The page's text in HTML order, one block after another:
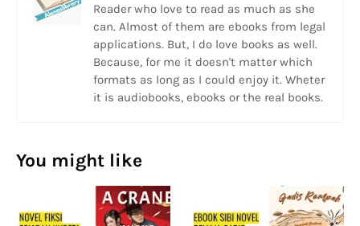
Reader who love to read as much as she
can. Almost of them are ebooks from legal
applications. But, I do love books as well.
Because, for me it doesn't matter which
formats as long as I could enjoy it. Wheter
it is audiobooks, ebooks or the real books.
You might like